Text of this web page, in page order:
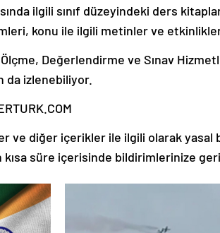
ilgili sınıf düzeyindeki ders
konu ile ilgili metinler ve etkinlikler
Değerlendirme ve Sınav
da izlenebiliyor.
ve diğer içerikler ile ilgili olarak
süre içerisinde bildirimlerinize geri